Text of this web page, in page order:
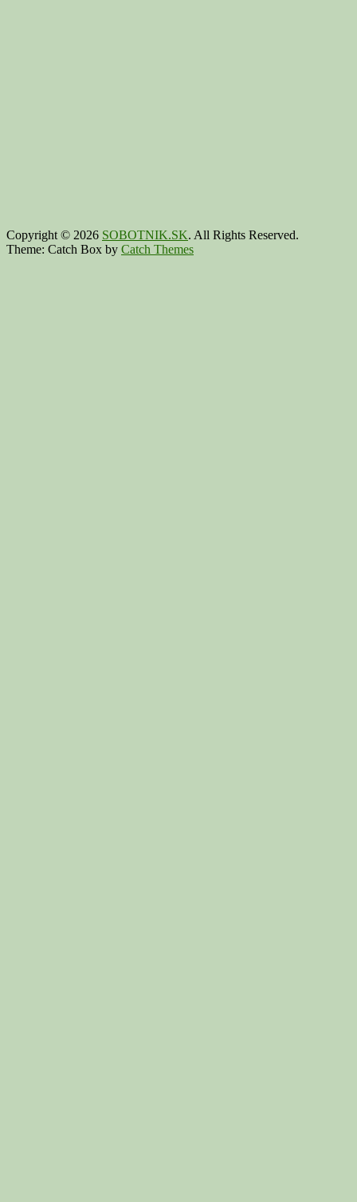
Copyright © 2026 SOBOTNIK.SK. All Rights Reserved.
Theme: Catch Box by Catch Themes